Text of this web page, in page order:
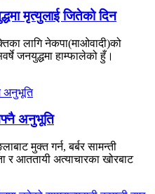
मृत्युलाई जितेको दिन
लागि नेकपा(माओवादी)को
जनयुद्धमा हाम्फालेको हुँ।
अनुभूति
मुक्त गर्न, बर्बर सामन्ती
र आततायी अत्याचारका खोरबाट